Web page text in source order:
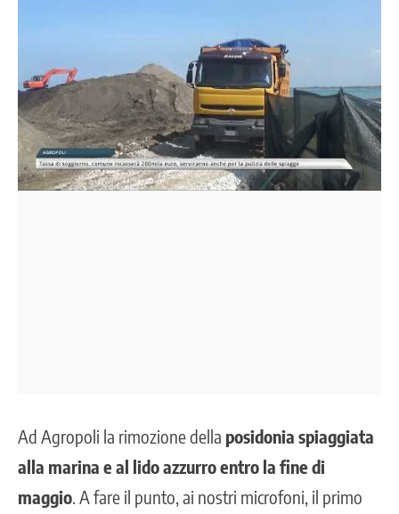
Ad Agropoli la rimozione della posidonia spiaggiata
alla marina e al lido azzurro entro la fine di
maggio . A fare il punto, ai nostri microfoni, il primo